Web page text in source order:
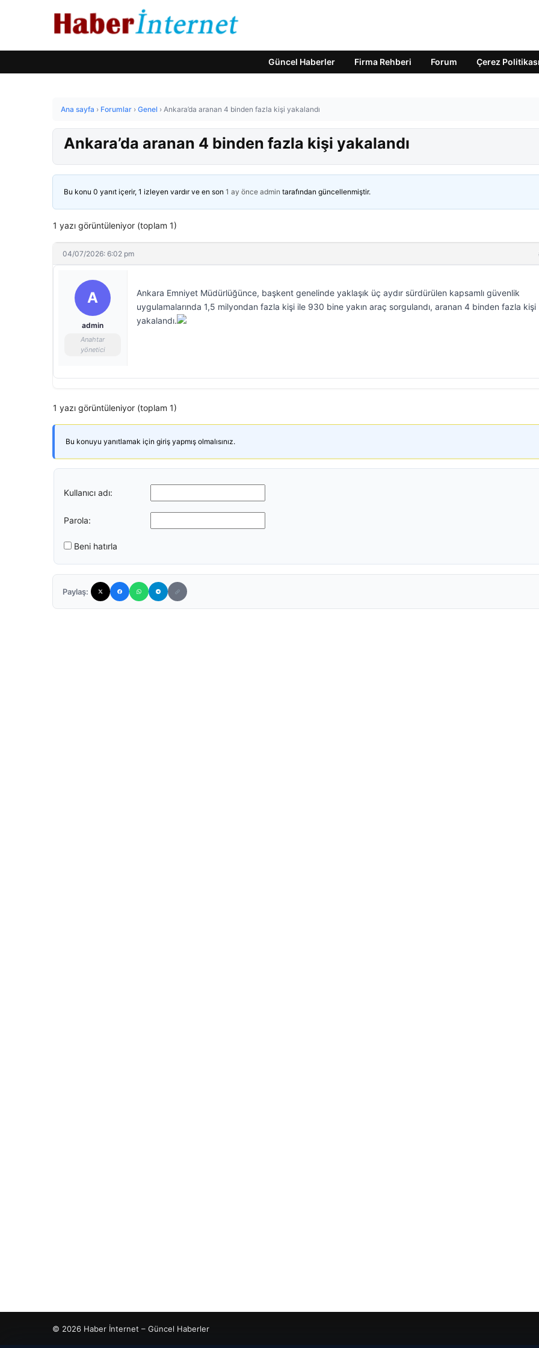
Güncel Haberler Firma Rehberi Forum Çerez Politikası
Ana sayfa › Forumlar › Genel › Ankara’da aranan 4 binden fazla kişi yakalandı
Ankara’da aranan 4 binden fazla kişi yakalandı
Bu konu 0 yanıt içerir, 1 izleyen vardır ve en son 1 ay önce admin tarafından güncellenmiştir.
1 yazı görüntüleniyor (toplam 1)
04/07/2026: 6:02 pm
A
admin
Anahtar
yönetici
Ankara Emniyet Müdürlüğünce, başkent genelinde yaklaşık üç aydır sürdürülen kapsamlı güvenlik
uygulamalarında 1,5 milyondan fazla kişi ile 930 bine yakın araç sorgulandı, aranan 4 binden fazla kişi
yakalandı.
1 yazı görüntüleniyor (toplam 1)
Bu konuyu yanıtlamak için giriş yapmış olmalısınız.
Kullanıcı adı:
Parola:
Beni hatırla
Paylaş:
© 2026 Haber İnternet – Güncel Haberler